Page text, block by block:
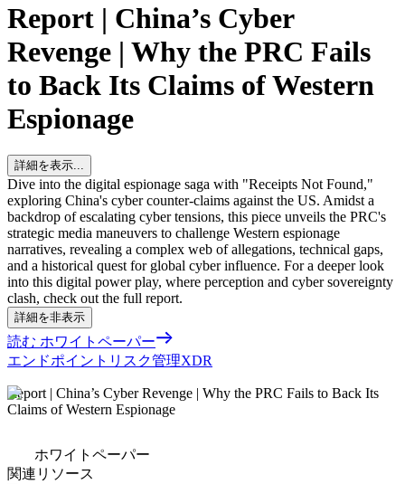
Report | China’s Cyber
Revenge | Why the PRC Fails
to Back Its Claims of Western
Espionage
詳細を表示...
Dive into the digital espionage saga with "Receipts Not Found,"
exploring China's cyber counter-claims against the US. Amidst a
backdrop of escalating cyber tensions, this piece unveils the PRC's
strategic media maneuvers to challenge Western espionage
narratives, revealing a complex web of allegations, technical gaps,
and a historical quest for global cyber influence. For a deeper look
into this digital power play, where perception and cyber sovereignty
clash, check out the full report.
詳細を非表示
読む ホワイトペーパー
エンドポイント リスク管理XDR
Report | China’s Cyber Revenge | Why the PRC Fails to Back Its
Claims of Western Espionage
ホワイトペーパー
関連リソース